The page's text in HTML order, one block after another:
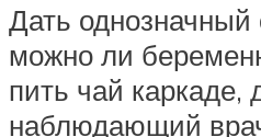
Дать однозначный
можно ли
пить чай каркаде,
наблюдающий